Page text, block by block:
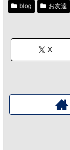
blog お友達
X